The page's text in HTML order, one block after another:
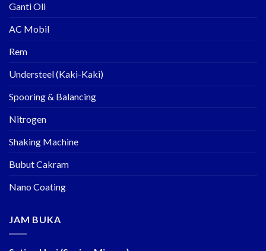
Ganti Oli
AC Mobil
Rem
Understeel (Kaki-Kaki)
Spooring & Balancing
Nitrogen
Shaking Machine
Bubut Cakram
Nano Coating
JAM BUKA